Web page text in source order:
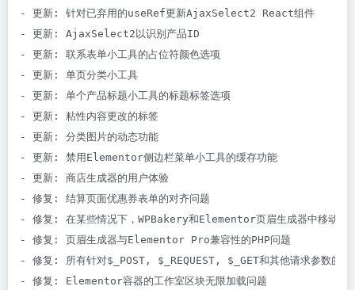
- 更新: 针对已弃用的useRef更新AjaxSelect2 React组件
- 更新: AjaxSelect2以识别产品ID
- 更新: 联系表单小工具的占位符颜色选项
- 更新: 单页分类小工具
- 更新: 单个产品标题小工具的标题标签选项
- 更新: 粘性内容更改的标签
- 更新: 分类图片的动态功能
- 更新: 禁用Elementor侧边栏菜单小工具的缓存功能
- 更新: 商店生成器的用户体验
- 修复: 结算页面优惠券表单的对齐问题
- 修复: 在某些情况下，WPBakery和Elementor页眉生成器中移动菜
- 修复: 页眉生成器与Elementor Pro兼容性的PHP问题
- 修复: 所有针对$_POST, $_REQUEST, $_GET和其他请求参数的净
- 修复: Elementor容器的工作室区块无限加载问题